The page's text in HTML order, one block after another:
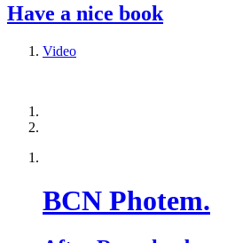
Have a nice book
Video
BCN Photem.